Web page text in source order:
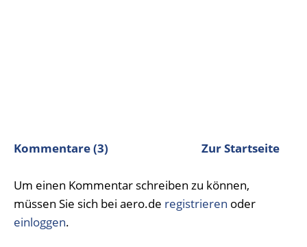
Kommentare (3) Zur Startseite
Um einen Kommentar schreiben zu können,
müssen Sie sich bei aero.de registrieren oder
einloggen.